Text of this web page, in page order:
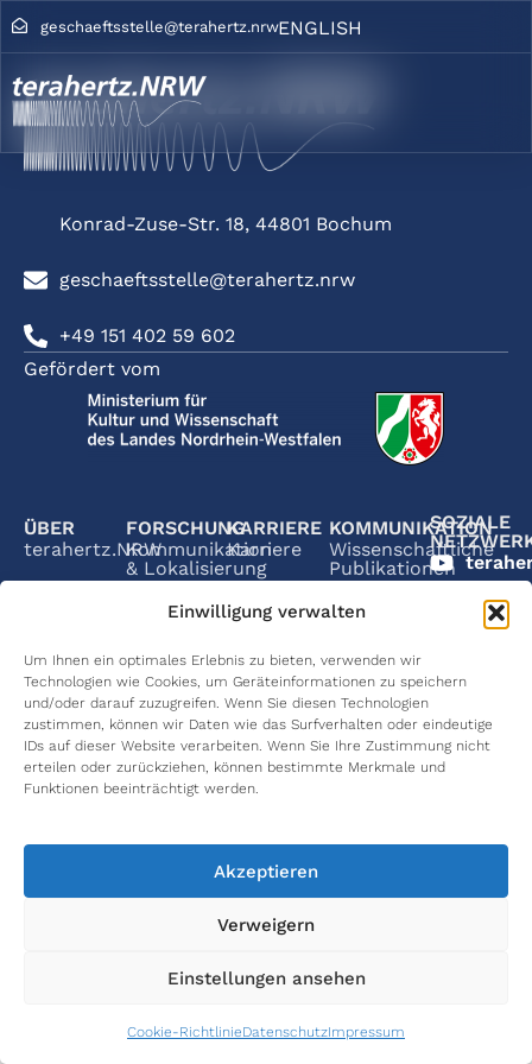
Einwilligung verwalten
Um Ihnen ein optimales Erlebnis zu bieten, verwenden wir
Technologien wie Cookies, um Geräteinformationen zu speichern
und/oder darauf zuzugreifen. Wenn Sie diesen Technologien
zustimmen, können wir Daten wie das Surfverhalten oder eindeutige
IDs auf dieser Website verarbeiten. Wenn Sie Ihre Zustimmung nicht
erteilen oder zurückziehen, können bestimmte Merkmale und
Funktionen beeinträchtigt werden.
Akzeptieren
Verweigern
Einstellungen ansehen
Cookie-RichtlinieDatenschutzImpressum
geschaeftsstelle@terahertz.nrwENGLISH
Konrad-Zuse-Str. 18, 44801 Bochum
geschaeftsstelle@terahertz.nrw
+49 151 402 59 602
Gefördert vom
ÜBER
terahertz.NRW
Investigators
Arbeitspakete
FORSCHUNG
Kommunikation
& Lokalisierung
Materialcharakterisierung
Medizintechnik
Umweltmonitoring
KARRIERE
Karriere
Graduate
Women
in Thz
KOMMUNIKATION
Wissenschaftliche
Publikationen
Wissenschaftliche
Abschlussarbeiten
SOZIALE